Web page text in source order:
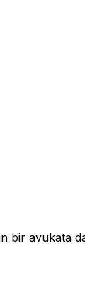
bir avukata